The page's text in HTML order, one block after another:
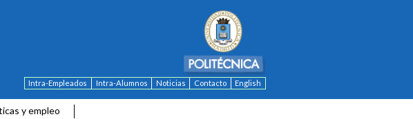
Intra-Empleados Intra-Alumnos Noticias Contacto English
y empleo